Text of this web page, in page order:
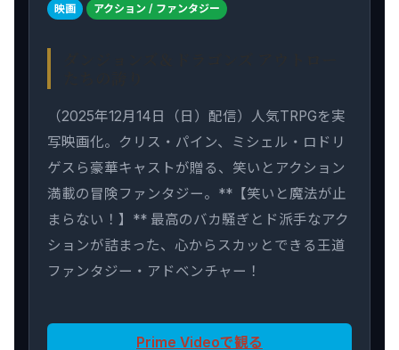
映画 アクション / ファンタジー
（2025年12月14日（日）配信）人気TRPGを実
写映画化。クリス・パイン、ミシェル・ロドリ
ゲスら豪華キャストが贈る、笑いとアクション
満載の冒険ファンタジー。**【笑いと魔法が止
まらない！】** 最高のバカ騒ぎとド派手なアク
ションが詰まった、心からスカッとできる王道
ファンタジー・アドベンチャー！
Prime Videoで観る